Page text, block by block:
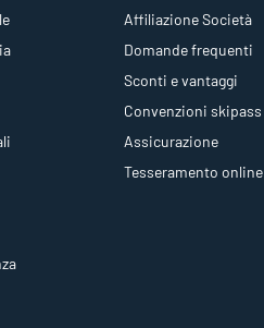
Affiliazione Società
Domande frequenti
Sconti e vantaggi
Convenzioni skipass
Assicurazione
Tesseramento online